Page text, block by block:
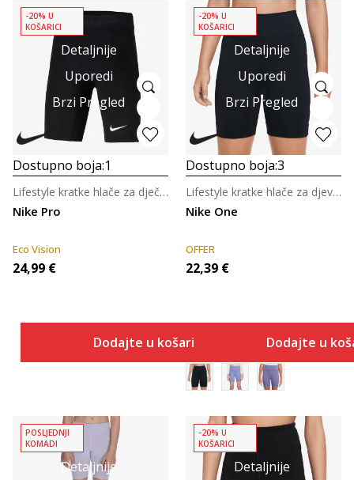
Detaljnije
Uporedi
Brzi Pregled
-20% U
KOŠARICI
Dostupno boja:1
Nike Pro
Lifestyle kratke hlače za dječake
Eco Vision
24,99 €
Dodajte u košaricu
Detaljnije
Uporedi
Brzi Pregled
-20% U
KOŠARICI
Dostupno boja:3
Nike One
Lifestyle kratke hlače za djevojčice
OFFER
22,39 €
Dodajte u
Detaljnije
POSLJEDNJI
KOMADI
Detaljnije
-20% U
KOŠARICI